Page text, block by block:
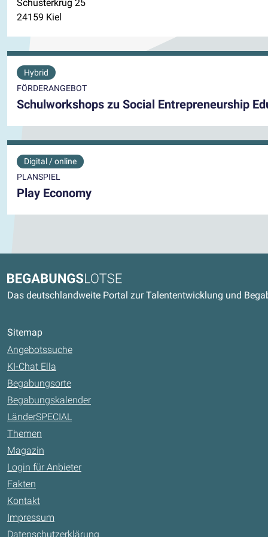
Schusterkrug 25
24159 Kiel
Hybrid
FÖRDERANGEBOT
Schulworkshops zu Social Entrepreneurship
Digital / online
PLANSPIEL
Play Economy
Kontaktdaten und weitere Links
Begabungslotse
Das deutschlandweite Portal zur Talententwicklung und
Sitemap
Angebotssuche
KI-Chat Ella
Begabungsorte
Begabungskalender
LänderSPECIAL
Themen
Magazin
Login für Anbieter
Fakten
Kontakt
Impressum
Datenschutzerklärung